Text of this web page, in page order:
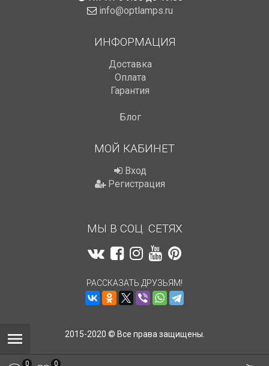
info@optlamps.ru
ИНФОРМАЦИЯ
Доставка
Оплата
Гарантия
Блог
МОЙ КАБИНЕТ
Вход
Регистрация
МЫ В СОЦ. СЕТЯХ
РАССКАЗАТЬ ДРУЗЬЯМ!
2015-2020 © Все права защищены.
0 0